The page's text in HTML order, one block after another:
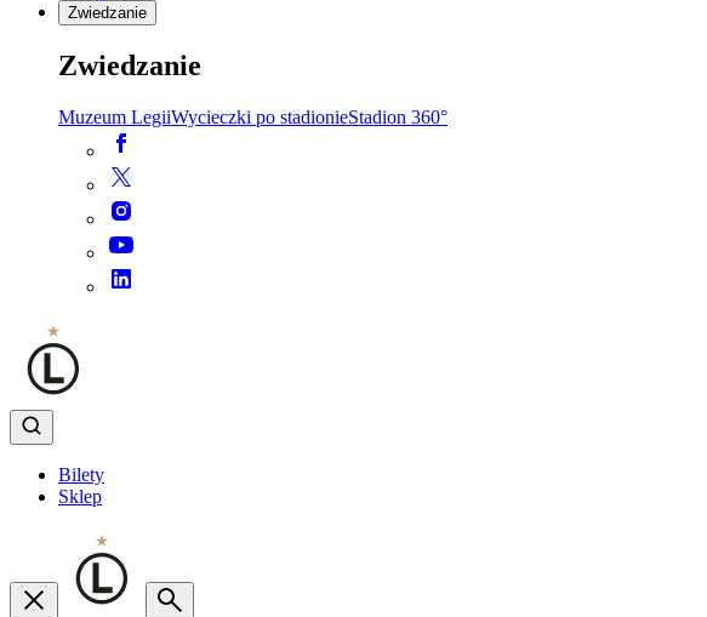
Zwiedzanie
Zwiedzanie
Muzeum LegiiWycieczki po stadionieStadion 360°
Bilety
Sklep